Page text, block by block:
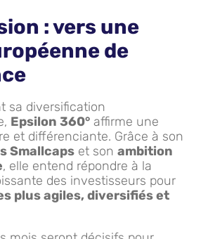
: vers une
de
sa diversification
Epsilon 360° affirme une
et différenciante. Grâce à son
Smallcaps et son ambition
, elle entend répondre à la
des investisseurs pour
plus agiles, diversifiés et